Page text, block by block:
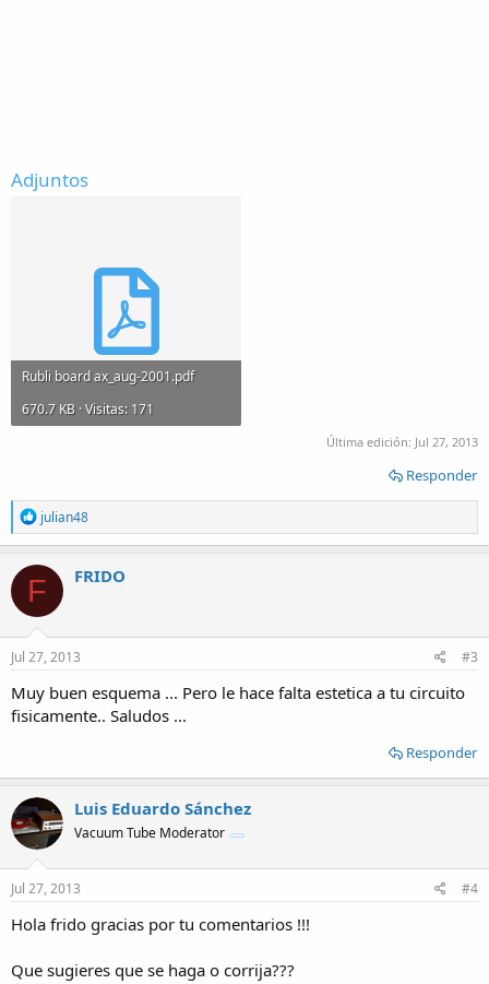
Adjuntos
Rubli board ax_aug-2001.pdf
670.7 KB · Visitas: 171
Última edición: Jul 27, 2013
Responder
R
e
a
c
t
o
n
s
julian48
F FRIDO
Jul 27, 2013 #3
Muy buen esquema ... Pero le hace falta estetica a tu circuito
fisicamente.. Saludos ...
Responder
Luis Eduardo Sánchez
Vacuum Tube Moderator
Jul 27, 2013 #4
Hola frido gracias por tu comentarios !!!
Que sugieres que se haga o corrija???